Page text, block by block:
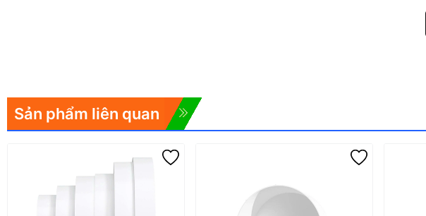
Sản phẩm liên quan